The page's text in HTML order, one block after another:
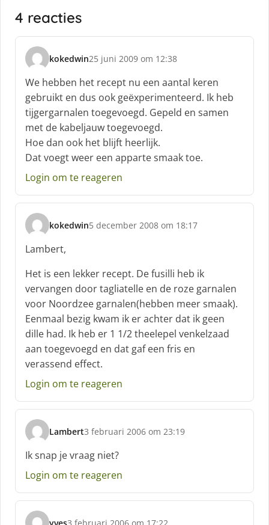
4 reacties
kokedwin
s
c
h
r
e
e
f
:
25 juni 2009 om 12:38
We hebben het recept nu een aantal keren
gebruikt en dus ook geëxperimenteerd. Ik heb
tijgergarnalen toegevoegd. Gepeld en samen
met de kabeljauw toegevoegd.
Hoe dan ook het blijft heerlijk.
Dat voegt weer een apparte smaak toe.
Login om te reageren
kokedwin
s
c
h
r
e
f
:
5 december 2008 om 18:17
Lambert,
Het is een lekker recept. De fusilli heb ik
vervangen door tagliatelle en de roze garnalen
voor Noordzee garnalen(hebben meer smaak).
Eenmaal bezig kwam ik er achter dat ik geen
dille had. Ik heb er 1 1/2 theelepel venkelzaad
aan toegevoegd en dat gaf een fris en
verassend effect.
Login om te reageren
Lambert
s
c
h
r
e
f
3 februari 2006 om 23:19
Ik snap je vraag niet?
Login om te reageren
yves3 februari 2006 om 17:22